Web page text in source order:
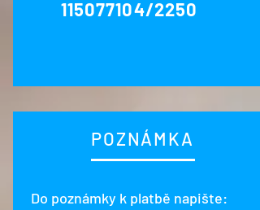
POZNÁMKA
Do poznámky k platbě napište:
115077104/2250